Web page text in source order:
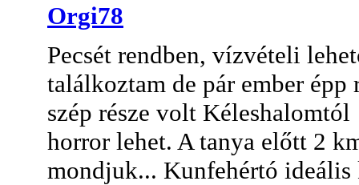
Orgi78
Pecsét rendben, vízvételi
találkoztam de pár ember
szép része volt
horror lehet. A tanya előtt 2
mondjuk... Kunfehértó